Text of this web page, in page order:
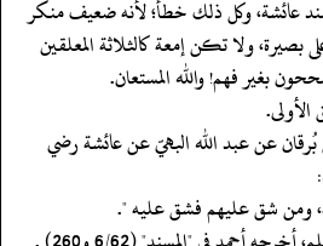
عائشة، وكل ذلك خطأ؛ لأنه ضعيف منكر
ولا تكن إمعة كالثلاثة المعلقين
بغير فهم! والله المستعان.
الأولى.
عن عبد الله البهيّ عن عائشة رضي
ومن شق عليهم فشق عليه ".